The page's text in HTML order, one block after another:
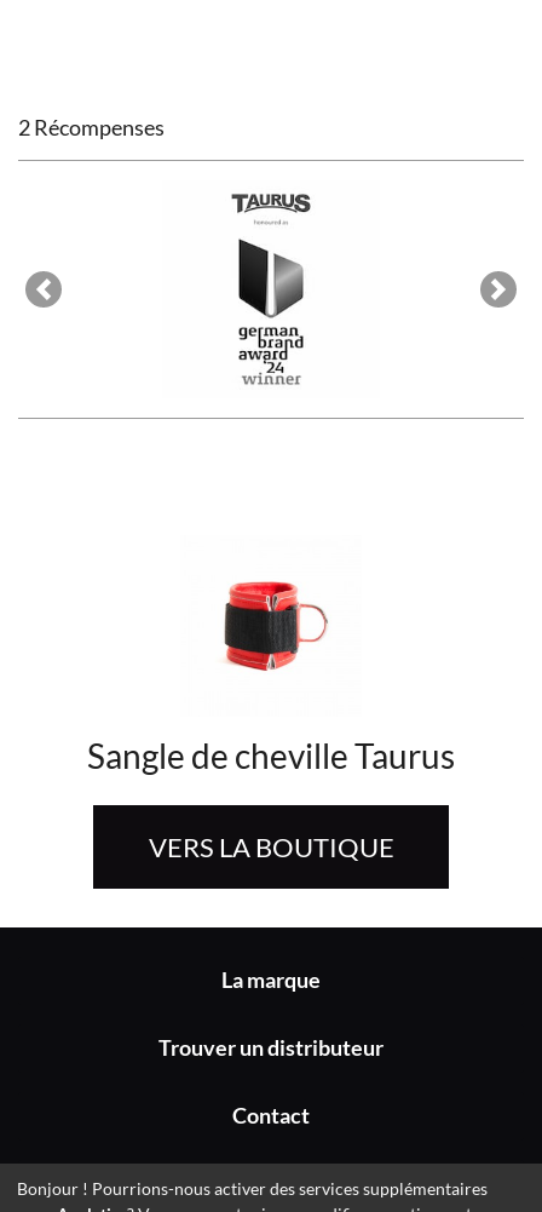
2 Récompenses
Previous Next
Sangle de cheville Taurus
VERS LA BOUTIQUE
La marque
Trouver un distributeur
Contact
Mentions légales
Bonjour ! Pourrions-nous activer des services supplémentaires